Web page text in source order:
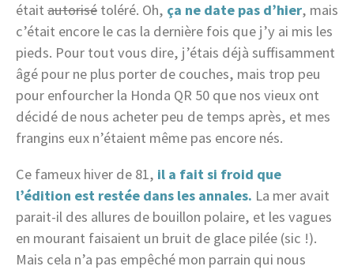
était autorisé toléré. Oh, ça ne date pas d’hier, mais
c’était encore le cas la dernière fois que j’y ai mis les
pieds. Pour tout vous dire, j’étais déjà suffisamment
âgé pour ne plus porter de couches, mais trop peu
pour enfourcher la Honda QR 50 que nos vieux ont
décidé de nous acheter peu de temps après, et mes
frangins eux n’étaient même pas encore nés.
Ce fameux hiver de 81, il a fait si froid que
l’édition est restée dans les annales. La mer avait
parait-il des allures de bouillon polaire, et les vagues
en mourant faisaient un bruit de glace pilée (sic !).
Mais cela n’a pas empêché mon parrain qui nous